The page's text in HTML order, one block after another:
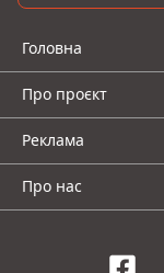
Головна
Про проєкт
Реклама
Про нас